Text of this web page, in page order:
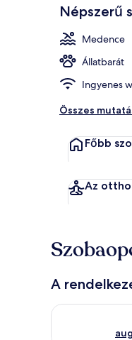
Népszerű
Medence
Állatbarát
Ingyenes
Összes
Főbb
Az
A
A ma esti